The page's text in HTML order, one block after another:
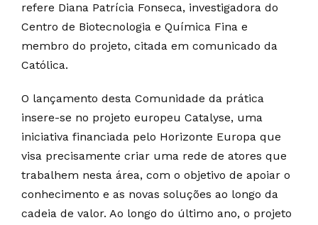
refere Diana Patrícia Fonseca, investigadora do
Centro de Biotecnologia e Química Fina e
membro do projeto, citada em comunicado da
Católica.
O lançamento desta Comunidade da prática
insere-se no projeto europeu Catalyse, uma
iniciativa financiada pelo Horizonte Europa que
visa precisamente criar uma rede de atores que
trabalhem nesta área, com o objetivo de apoiar o
conhecimento e as novas soluções ao longo da
cadeia de valor. Ao longo do último ano, o projeto